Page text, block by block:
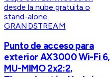
GRANDSTREAM
Punto de acceso para
exterior AX3000 Wi-Fi 6,
MU-MIMO 2x2:2,